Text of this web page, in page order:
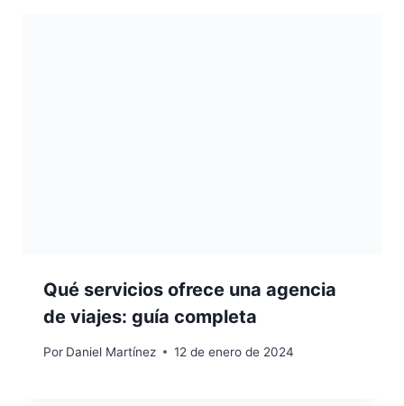
Qué servicios ofrece una agencia
de viajes: guía completa
Por Daniel Martínez 12 de enero de 2024